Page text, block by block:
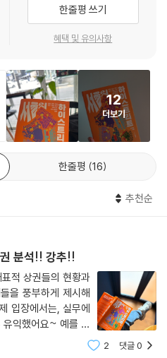
셔리 브랜드의 전략적 진입, 패션 플
인 확장, 정보와 콘텐츠 발신의 미디
도약을 이끌어 냈다.
속과 번영은 극심한 경쟁 구도 안에서
특정 상권에 일반 매장이나 플래그십
제가 아니라 브랜드의 고유성과 시
의사결정이다. 임대료가 싸든 비싸
변방에 있든 상권은 브랜드와 소비자
가 가진 사회문화적 자본인 ‘레이어
자 기존 브랜드의 권위를 강화하는
현상, 세계적 트렌드가 된 한국의 문화
울, 그중 가장 번화한 거리인 6대 하
화와 자본의 흐름을 따라가다 보면
변화와
성수가 아닌 명동에 자리를 잡았을
떠나 왜 성수에 팝업을 열었을까?
엇 때문에 특정 상권을 선택하고, 상
치를 끌어올리는지를 살펴보면 리테
부동산 디렉터로서 작게는 브랜드를
하거나 리빌딩해 죽어 가는 빌딩을 살
시설을 기획하는 저자는 상업용 부동
어를 얻는 순간, 당신의 공간 기획과
될 것이다.
두의 관점에서 전통 상권과 신흥 상권
이 책은 글로벌 메가 시티 서울의 리
.
글로벌 진출의 발판으로 삼고 있는
아낸 책이다. 서울이라는 무대에서 브
대표)
서촌과 상수에 한국 첫 매장을 열었
사는 첫 번째 오프라인 매장을 왜 홍
가 하이스트리트’와 ‘네오 하이스트리
온 이야기와 본질을 탐구하는 이 책
랜드가 어떻게 서로를 선택하고 강
한줄평 쓰기
혜택 및 유의사항
12
더보기
한줄평 16
추천순
분석!! 강추!!
적 상권들의 현황과
을 풍부하게 제시해
입장에서는, 실무에
유익했어요~ 예를 들
이 자리 잡으며 한류
2 댓글0